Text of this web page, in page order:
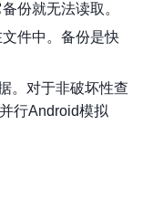
份就无法读取。
件中。备份是快
。对于非破坏性查
行Android模拟